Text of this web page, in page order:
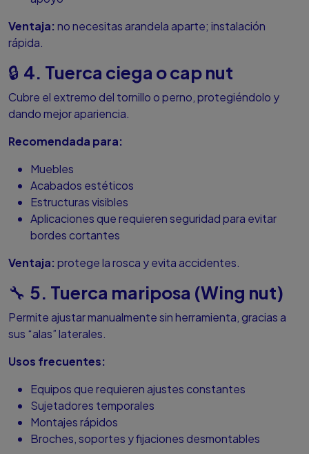
Ventaja: no necesitas arandela aparte; instalación
rápida.
🔒 4. Tuerca ciega o cap nut
Cubre el extremo del tornillo o perno, protegiéndolo y
dando mejor apariencia.
Recomendada para:
Muebles
Acabados estéticos
Estructuras visibles
Aplicaciones que requieren seguridad para evitar
bordes cortantes
Ventaja: protege la rosca y evita accidentes.
🔧 5. Tuerca mariposa (Wing nut)
Permite ajustar manualmente sin herramienta, gracias a
sus “alas” laterales.
Usos frecuentes:
Equipos que requieren ajustes constantes
Sujetadores temporales
Montajes rápidos
Broches, soportes y fijaciones desmontables